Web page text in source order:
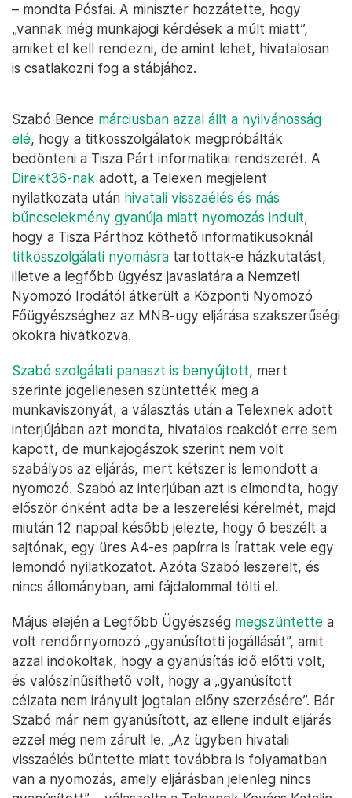
– mondta Pósfai. A miniszter hozzátette, hogy
„vannak még munkajogi kérdések a múlt miatt”,
amiket el kell rendezni, de amint lehet, hivatalosan
is csatlakozni fog a stábjához.
Szabó Bence márciusban azzal állt a nyilvánosság
elé, hogy a titkosszolgálatok megpróbálták
bedönteni a Tisza Párt informatikai rendszerét. A
Direkt36-nak adott, a Telexen megjelent
nyilatkozata után hivatali visszaélés és más
bűncselekmény gyanúja miatt nyomozás indult,
hogy a Tisza Párthoz köthető informatikusoknál
titkosszolgálati nyomásra tartottak-e házkutatást,
illetve a legfőbb ügyész javaslatára a Nemzeti
Nyomozó Irodától átkerült a Központi Nyomozó
Főügyészséghez az MNB-ügy eljárása szakszerűségi
okokra hivatkozva.
Szabó szolgálati panaszt is benyújtott, mert
szerinte jogellenesen szüntették meg a
munkaviszonyát, a választás után a Telexnek adott
interjújában azt mondta, hivatalos reakciót erre sem
kapott, de munkajogászok szerint nem volt
szabályos az eljárás, mert kétszer is lemondott a
nyomozó. Szabó az interjúban azt is elmondta, hogy
először önként adta be a leszerelési kérelmét, majd
miután 12 nappal később jelezte, hogy ő beszélt a
sajtónak, egy üres A4-es papírra is írattak vele egy
lemondó nyilatkozatot. Azóta Szabó leszerelt, és
nincs állományban, ami fájdalommal tölti el.
Május elején a Legfőbb Ügyészség megszüntette a
volt rendőrnyomozó „gyanúsítotti jogállását”, amit
azzal indokoltak, hogy a gyanúsítás idő előtti volt,
és valószínűsíthető volt, hogy a „gyanúsított
célzata nem irányult jogtalan előny szerzésére”. Bár
Szabó már nem gyanúsított, az ellene indult eljárás
ezzel még nem zárult le. „Az ügyben hivatali
visszaélés bűntette miatt továbbra is folyamatban
van a nyomozás, amely eljárásban jelenleg nincs